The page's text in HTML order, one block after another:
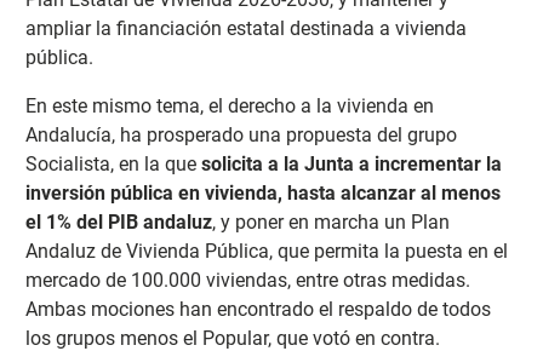
ampliar la financiación estatal destinada a vivienda
pública.
En este mismo tema, el derecho a la vivienda en
Andalucía, ha prosperado una propuesta del grupo
Socialista, en la que solicita a la Junta a incrementar la
inversión pública en vivienda, hasta alcanzar al menos
el 1% del PIB andaluz, y poner en marcha un Plan
Andaluz de Vivienda Pública, que permita la puesta en el
mercado de 100.000 viviendas, entre otras medidas.
Ambas mociones han encontrado el respaldo de todos
los grupos menos el Popular, que votó en contra.